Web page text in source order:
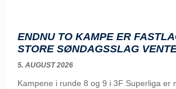
ENDNU TO KAMPE ER
STORE SØNDAGSSLAG
5. AUGUST 2026
Kampene i runde 8 og 9 i 3F Superliga er